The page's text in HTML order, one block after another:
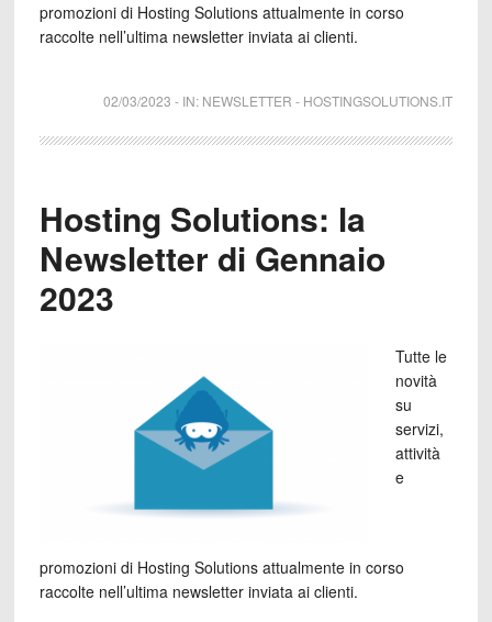
promozioni di Hosting Solutions attualmente in corso
raccolte nell’ultima newsletter inviata ai clienti.
02/03/2023 - IN: NEWSLETTER - HOSTINGSOLUTIONS.IT
Hosting Solutions: la
Newsletter di Gennaio
2023
Tutte le
novità
su
servizi,
attività
e
promozioni di Hosting Solutions attualmente in corso
raccolte nell’ultima newsletter inviata ai clienti.